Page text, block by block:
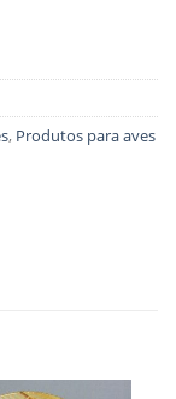
, Produtos para aves